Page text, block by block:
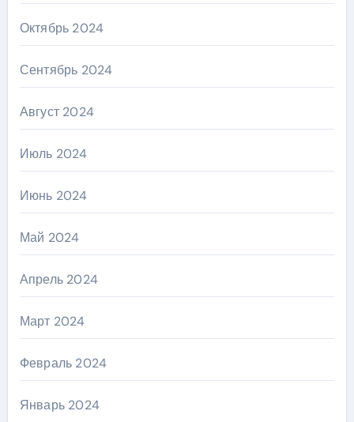
Октябрь 2024
Сентябрь 2024
Август 2024
Июль 2024
Июнь 2024
Май 2024
Апрель 2024
Март 2024
Февраль 2024
Январь 2024